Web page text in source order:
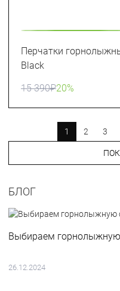
Перчатки
Black
15 390₽20%
1 2 3
БЛОГ
Выбираем
26.12.2024